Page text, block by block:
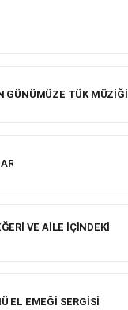
GÜNÜMÜZE TÜK MÜZİĞİ
VE AİLE İÇİNDEKİ
EL EMEĞİ SERGİSİ